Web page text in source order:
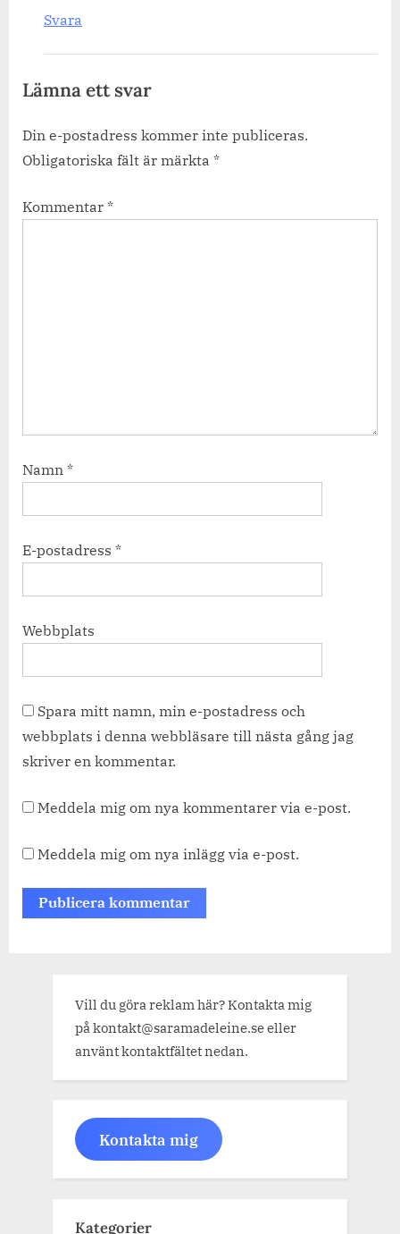
Svara
Lämna ett svar
Din e-postadress kommer inte publiceras.
Obligatoriska fält är märkta *
Kommentar *
Namn *
E-postadress *
Webbplats
Spara mitt namn, min e-postadress och
webbplats i denna webbläsare till nästa gång jag
skriver en kommentar.
Meddela mig om nya kommentarer via e-post.
Meddela mig om nya inlägg via e-post.
Vill du göra reklam här? Kontakta mig
på kontakt@saramadeleine.se eller
använt kontaktfältet nedan.
Kontakta mig
Kategorier